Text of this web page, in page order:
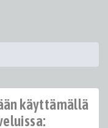
käyttämällä